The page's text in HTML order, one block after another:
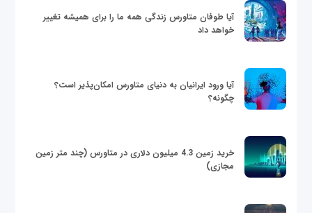
آیا طوفان متاورس زندگی همه ما را برای همیشه تغییر
خواهد داد
آیا ورود ایرانیان به دنیای متاورس امکان‌پذیر است؟
چگونه؟
خرید زمین 4.3 میلیون دلاری در متاورس (چند متر زمین
مجازی)